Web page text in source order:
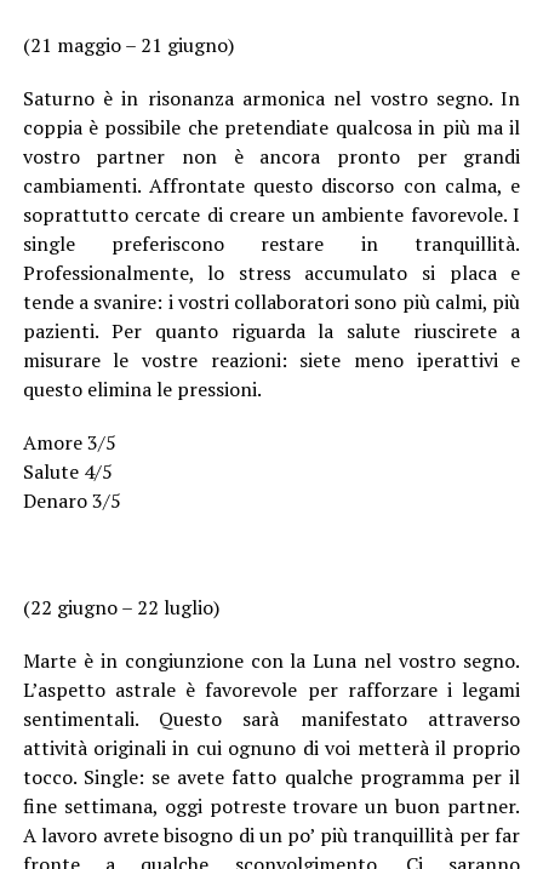
(21 maggio – 21 giugno)
Saturno è in risonanza armonica nel vostro segno. In
coppia è possibile che pretendiate qualcosa in più ma il
vostro partner non è ancora pronto per grandi
cambiamenti. Affrontate questo discorso con calma, e
soprattutto cercate di creare un ambiente favorevole. I
single preferiscono restare in tranquillità.
Professionalmente, lo stress accumulato si placa e
tende a svanire: i vostri collaboratori sono più calmi, più
pazienti. Per quanto riguarda la salute riuscirete a
misurare le vostre reazioni: siete meno iperattivi e
questo elimina le pressioni.
Amore 3/5
Salute 4/5
Denaro 3/5
(22 giugno – 22 luglio)
Marte è in congiunzione con la Luna nel vostro segno.
L’aspetto astrale è favorevole per rafforzare i legami
sentimentali. Questo sarà manifestato attraverso
attività originali in cui ognuno di voi metterà il proprio
tocco. Single: se avete fatto qualche programma per il
fine settimana, oggi potreste trovare un buon partner.
A lavoro avrete bisogno di un po’ più tranquillità per far